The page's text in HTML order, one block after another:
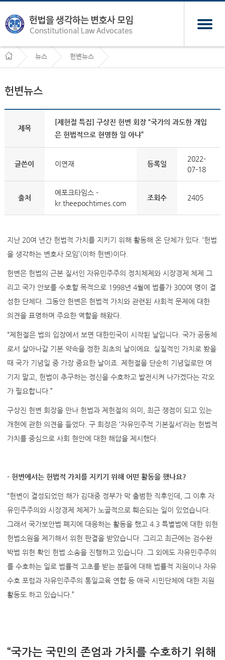
뉴스 헌변뉴스
헌변뉴스
제목
[제헌절 특집] 구상진 헌변 회장 “국가의 과도한 개입
은 헌법적으로 현명한 일 아냐”
글쓴이 이연재 등록일
2022-
07-18
출처
에포크타임스 -
kr.theepochtimes.com
조회수 2405
지난 20여 년간 헌법적 가치를 지키기 위해 활동해 온 단체가 있다. ‘헌법
을 생각하는 변호사 모임’(이하 헌변)이다.
헌변은 헌법의 근본 질서인 자유민주주의 정치체제와 시장경제 체제 그
리고 국가 안보를 수호할 목적으로 1998년 4월에 법률가 300여 명이 결
성한 단체다. 그동안 헌변은 헌법적 가치와 관련된 사회적 문제에 대한
의견을 표명하며 주요한 역할을 해왔다.
“제헌절은 법의 입장에서 보면 대한민국이 시작된 날입니다. 국가 공동체
로서 살아나갈 기본 약속을 정한 최초의 날이에요. 실질적인 가치로 봤을
때 국가 기념일 중 가장 중요한 날이죠. 제헌절을 단순히 기념일로만 여
기지 말고, 헌법이 추구하는 정신을 수호하고 발전시켜 나가겠다는 각오
가 필요합니다.”
구상진 헌변 회장을 만나 헌법과 제헌절의 의미, 최근 쟁점이 되고 있는
개헌에 관한 의견을 들었다. 구 회장은 ‘자유민주적 기본질서’라는 헌법적
가치를 중심으로 사회 현안에 대한 해답을 제시했다.
- 헌변에서는 헌법적 가치를 지키기 위해 어떤 활동을 했나요?
“헌변이 결성되었던 해가 김대중 정부가 막 출범한 직후인데, 그 이후 자
유민주주의와 시장경제 체제가 노골적으로 훼손되는 일이 있었습니다.
그래서 국가보안법 폐지에 대응하는 활동을 했고 4.3 특별법에 대한 위헌
헌법소원을 제기해서 위헌 판결을 받았습니다. 그리고 최근에는 검수완
박법 위헌 확인 헌법 소송을 진행하고 있습니다. 그 외에도 자유민주주의
를 수호하는 일로 법률적 고초를 받는 분들에 대해 법률적 지원이나 자유
수호 포럼과 자유민주주의 통일교육 연합 등 애국 시민단체에 대한 지원
활동도 하고 있습니다.”
“국가는 국민의 존엄과 가치를 수호하기 위해